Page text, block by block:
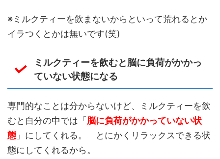
※ミルクティーを飲まないからといって荒れるとか
イラつくとかは無いです(笑)
ミルクティーを飲むと脳に負荷がかかっ
ていない状態になる
専門的なことは分からないけど、ミルクティーを飲
むと自分の中では「 脳に負荷がかかっていない状
態 」にしてくれる。 とにかくリラックスできる状
態にしてくれるから。